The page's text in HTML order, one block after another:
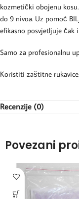
kozmetički obojenu
do 9 nivoa. Uz pomoć
efikasno posvjetljuje čak
Samo za profesionalnu
Koristiti zaštitne rukavice.
Recenzije (0)
Povezani